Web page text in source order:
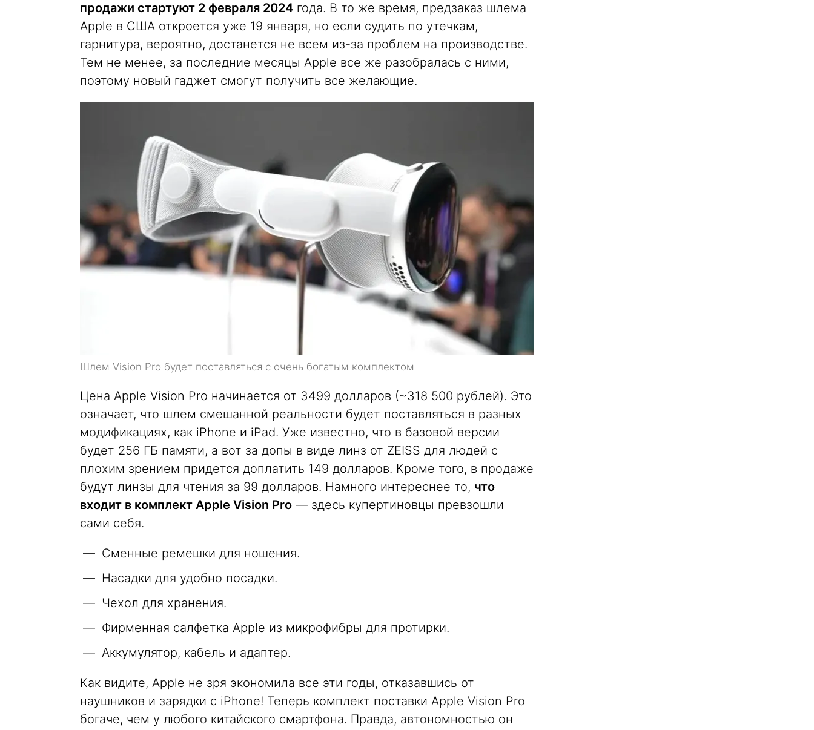
продажи стартуют 2 февраля 2024 года. В то же время, предзаказ шлема
Apple в США откроется уже 19 января, но если судить по утечкам,
гарнитура, вероятно, достанется не всем из-за проблем на производстве.
Тем не менее, за последние месяцы Apple все же разобралась с ними,
поэтому новый гаджет смогут получить все желающие.
Шлем Vision Pro будет поставляться с очень богатым комплектом
Цена Apple Vision Pro начинается от 3499 долларов (~318 500 рублей). Это
означает, что шлем смешанной реальности будет поставляться в разных
модификациях, как iPhone и iPad. Уже известно, что в базовой версии
будет 256 ГБ памяти, а вот за допы в виде линз от ZEISS для людей с
плохим зрением придется доплатить 149 долларов. Кроме того, в продаже
будут линзы для чтения за 99 долларов. Намного интереснее то, что
входит в комплект Apple Vision Pro — здесь купертиновцы превзошли
сами себя.
Сменные ремешки для ношения.
Насадки для удобно посадки.
Чехол для хранения.
Фирменная салфетка Apple из микрофибры для протирки.
Аккумулятор, кабель и адаптер.
Как видите, Apple не зря экономила все эти годы, отказавшись от
наушников и зарядки с iPhone! Теперь комплект поставки Apple Vision Pro
богаче, чем у любого китайского смартфона. Правда, автономностью он